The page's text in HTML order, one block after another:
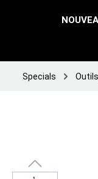
Specials